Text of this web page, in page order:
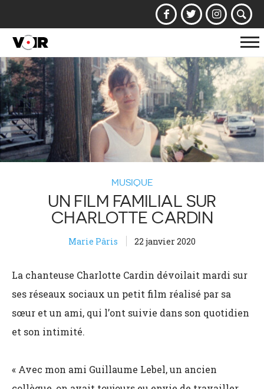
la
MUSIQUE
UN FILM FAMILIAL SUR
CHARLOTTE CARDIN
Marie Pâris 22 janvier 2020
La chanteuse Charlotte Cardin dévoilait mardi sur
ses réseaux sociaux un petit film réalisé par sa
sœur et un ami, qui l’ont suivie dans son quotidien
et son intimité.
« Avec mon ami Guillaume Lebel, un ancien